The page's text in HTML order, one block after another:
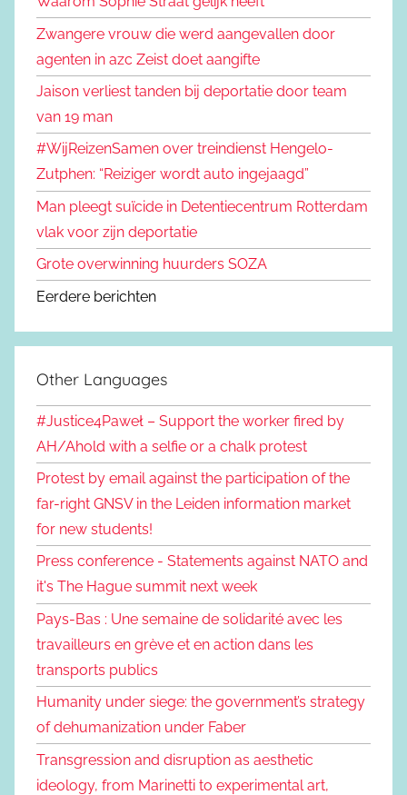
Zwangere vrouw die werd aangevallen door
agenten in azc Zeist doet aangifte
Jaison verliest tanden bij deportatie door team
van 19 man
#WijReizenSamen over treindienst Hengelo-
Zutphen: “Reiziger wordt auto ingejaagd”
Man pleegt suïcide in Detentiecentrum Rotterdam
vlak voor zijn deportatie
Grote overwinning huurders SOZA
Eerdere berichten
Other Languages
#Justice4Paweł – Support the worker fired by
AH/Ahold with a selfie or a chalk protest
Protest by email against the participation of the
far-right GNSV in the Leiden information market
for new students!
Press conference - Statements against NATO and
it's The Hague summit next week
Pays-Bas : Une semaine de solidarité avec les
travailleurs en grève et en action dans les
transports publics
Humanity under siege: the government’s strategy
of dehumanization under Faber
Transgression and disruption as aesthetic
ideology, from Marinetti to experimental art,